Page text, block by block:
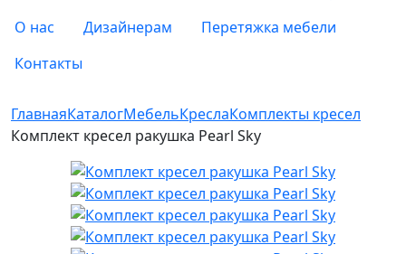
О нас
Дизайнерам
Перетяжка мебели
Контакты
ГлавнаяКаталогМебельКреслаКомплекты кресел
Комплект кресел ракушка Pearl Sky